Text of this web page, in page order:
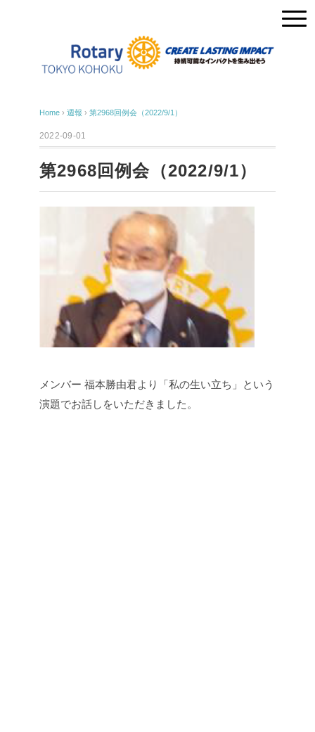
Home › 週報 › 第2968回例会（2022/9/1）
2022-09-01
第2968回例会（2022/9/1）
メンバー 福本勝由君より「私の生い立ち」という
演題でお話しをいただきました。